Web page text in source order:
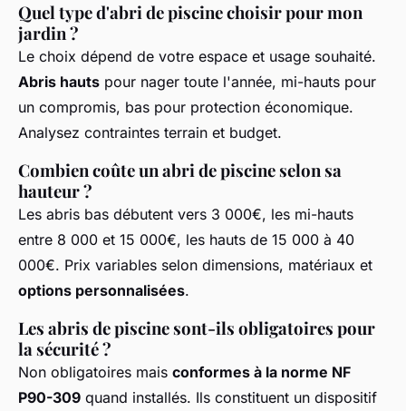
Quel type d'abri de piscine choisir pour mon
jardin ?
Le choix dépend de votre espace et usage souhaité.
Abris hauts pour nager toute l'année, mi-hauts pour
un compromis, bas pour protection économique.
Analysez contraintes terrain et budget.
Combien coûte un abri de piscine selon sa
hauteur ?
Les abris bas débutent vers 3 000€, les mi-hauts
entre 8 000 et 15 000€, les hauts de 15 000 à 40
000€. Prix variables selon dimensions, matériaux et
options personnalisées.
Les abris de piscine sont-ils obligatoires pour
la sécurité ?
Non obligatoires mais conformes à la norme NF
P90-309 quand installés. Ils constituent un dispositif